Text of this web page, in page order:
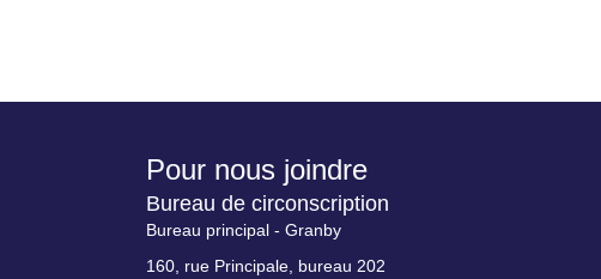
Pour nous joindre
Bureau de circonscription
Bureau principal - Granby
160, rue Principale, bureau 202